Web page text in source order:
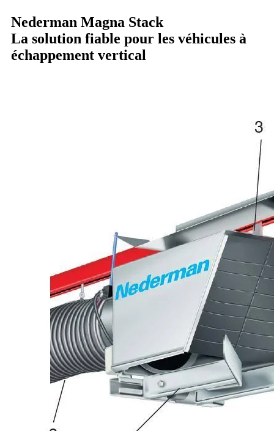
Nederman Magna Stack
La solution fiable pour les véhicules à
échappement vertical